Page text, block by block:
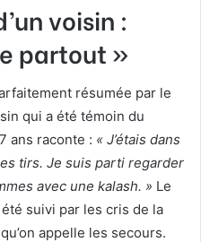
voisin :
partout »
résumée par le
qui a été témoin du
ans raconte : « J’étais dans
tirs. Je suis parti regarder
avec une kalash. » Le
suivi par les cris de la
appelle les secours.